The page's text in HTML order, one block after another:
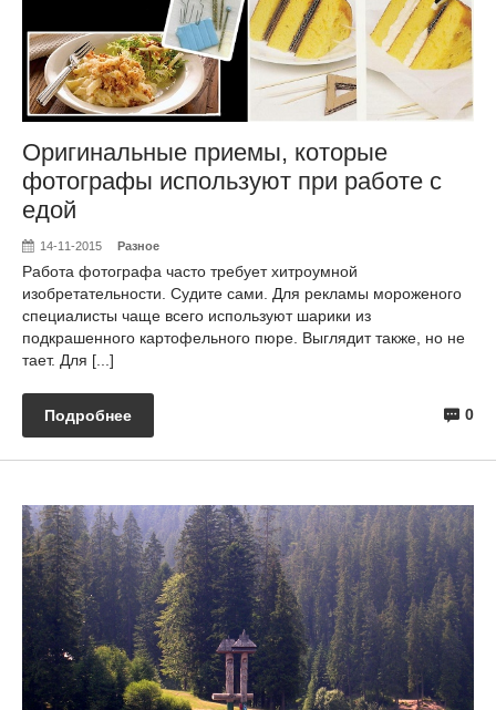
Оригинальные приемы, которые
фотографы используют при работе с
едой
14-11-2015 Разное
Работа фотографа часто требует хитроумной
изобретательности. Судите сами. Для рекламы мороженого
специалисты чаще всего используют шарики из
подкрашенного картофельного пюре. Выглядит также, но не
тает. Для [...]
0
Подробнее